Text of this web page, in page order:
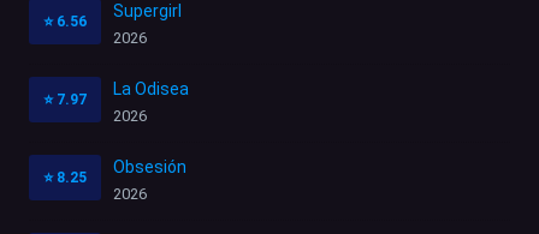
⭐ 6.56
Supergirl
2026
⭐ 7.97
La Odisea
2026
⭐ 8.25
Obsesión
2026